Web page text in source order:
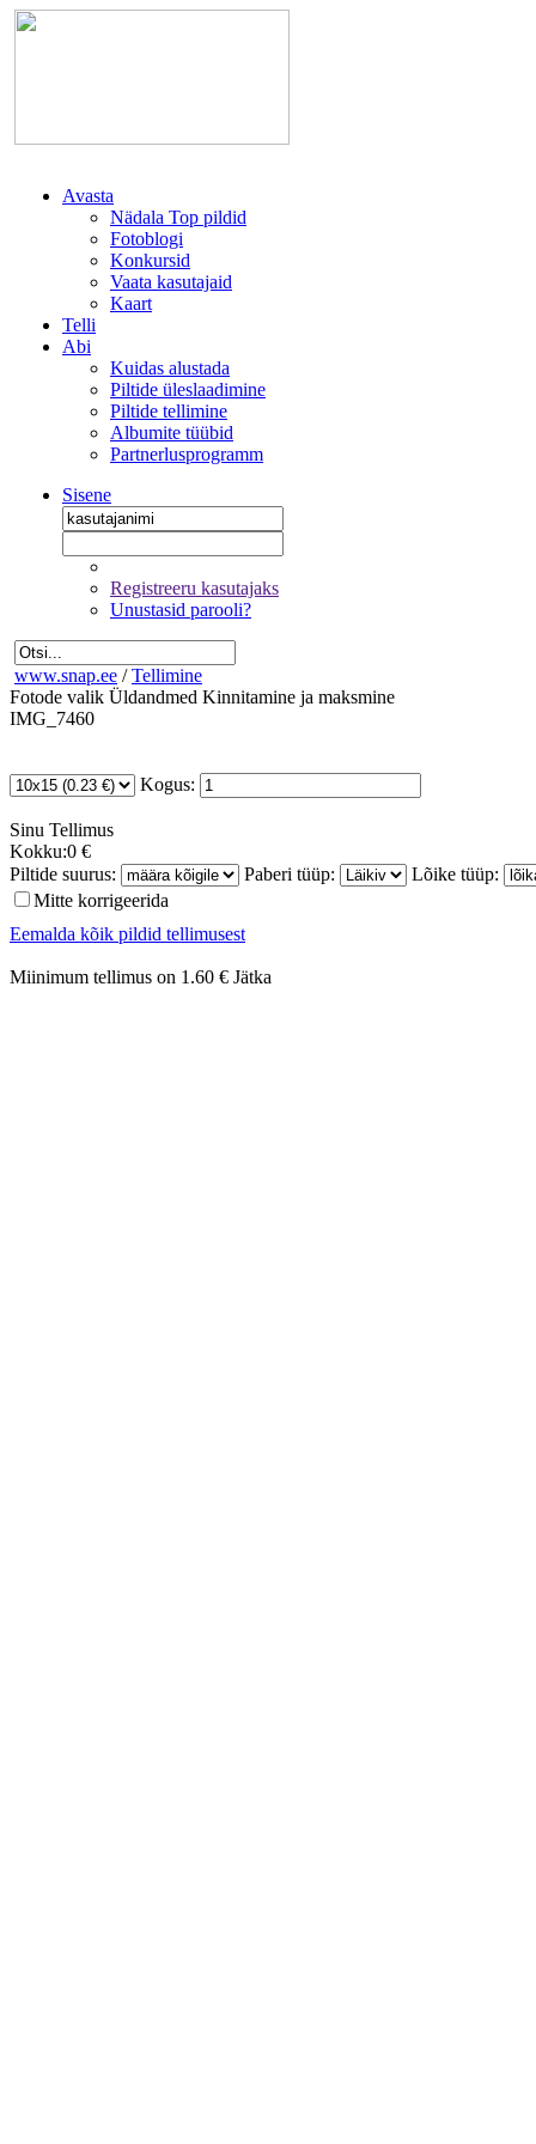
Avasta
Nädala Top pildid
Fotoblogi
Konkursid
Vaata kasutajaid
Kaart
Telli
Abi
Kuidas alustada
Piltide üleslaadimine
Piltide tellimine
Albumite tüübid
Partnerlusprogramm
Sisene
Registreeru kasutajaks
Unustasid parooli?
www.snap.ee / Tellimine
Fotode valik Üldandmed Kinnitamine ja maksmine
IMG_7460
Kogus:
Sinu Tellimus
Kokku:0 €
Piltide suurus:
Paberi tüüp:
Lõike tüüp:
Mitte korrigeerida
Eemalda kõik pildid tellimusest
Miinimum tellimus on 1.60 € Jätka